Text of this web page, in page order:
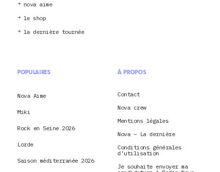
nova aime
le shop
la dernière tournée
POPULAIRES
Nova Aime
Miki
Rock en Seine 2026
Lorde
Saison méditerranée 2026
À PROPOS
Contact
Nova crew
Mentions légales
Nova – La dernière
Conditions générales
d’utilisation
Je souhaite envoyer ma